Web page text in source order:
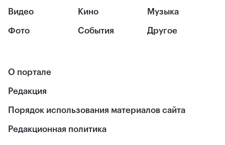
Видео
Фото
Кино
События
Музыка
Другое
О портале
Редакция
Порядок использования материалов сайта
Редакционная политика